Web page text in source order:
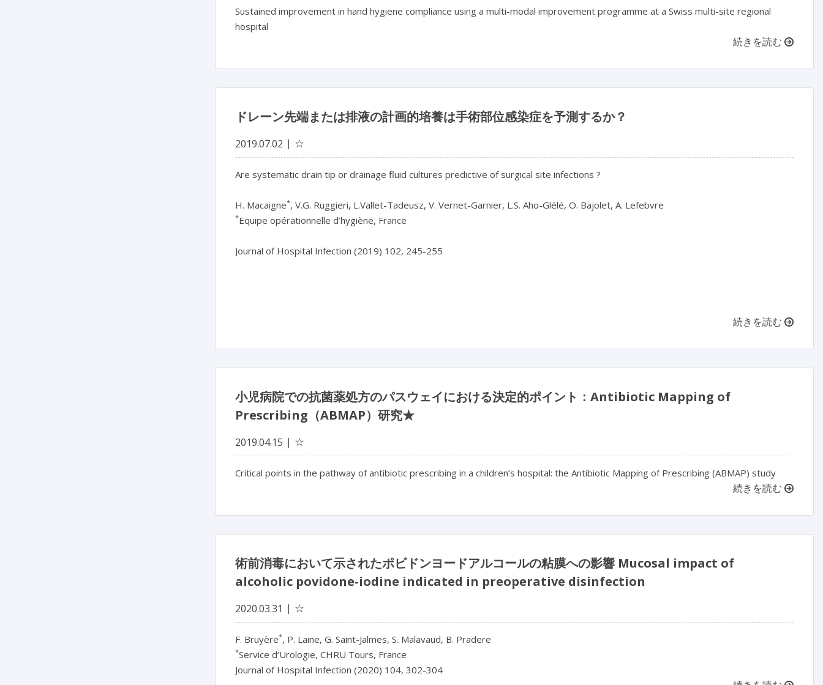
Sustained improvement in hand hygiene compliance using a multi-modal improvement programme at a Swiss multi-site regional
hospital
続きを読む
ドレーン先端または排液の計画的培養は手術部位感染症を予測するか？
2019.07.02 ☆
Are systematic drain tip or drainage fluid cultures predictive of surgical site infections ?
H. Macaigne*
*Equipe opérationnelle d’hygiène, France
Journal of Hospital Infection (2019) 102, 245-255
続きを読む
小児病院での抗菌薬処方のパスウェイにおける決定的ポイント：Antibiotic Mapping of
Prescribing（ABMAP）研究★
2019.04.15 ☆
Critical points in the pathway of antibiotic prescribing in a children’s hospital: the Antibiotic Mapping of Prescribing (ABMAP) study
続きを読む
術前消毒において示されたポビドンヨードアルコールの粘膜への影響 Mucosal impact of
alcoholic povidone-iodine indicated in preoperative disinfection
2020.03.31 ☆
F. Bruyère*, P. Laine, G. Saint-Jalmes, S. Malavaud, B. Pradere
*Service d’Urologie, CHRU Tours, France
Journal of Hospital Infection (2020) 104, 302-304